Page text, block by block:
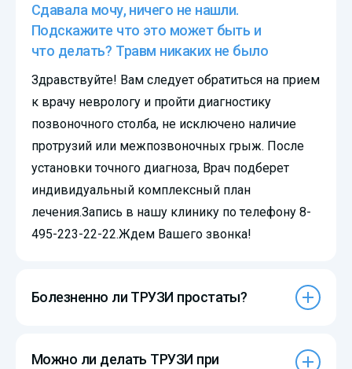
Сдавала мочу, ничего не нашли.
Подскажите что это может быть и
что делать? Травм никаких не было
Здравствуйте! Вам следует обратиться на прием
к врачу неврологу и пройти диагностику
позвоночного столба, не исключено наличие
протрузий или межпозвоночных грыж. После
установки точного диагноза, Врач подберет
индивидуальный комплексный план
лечения.Запись в нашу клинику по телефону 8-
495-223-22-22.Ждем Вашего звонка!
Болезненно ли ТРУЗИ простаты?
Можно ли делать ТРУЗИ при